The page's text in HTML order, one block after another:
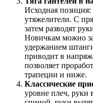
Исходная
утяжелители. С
затем разводят
Новичкам можно
удержанием
приводит в
позволяет
трапеции и ниже.
Классические
уровне плеч, руки